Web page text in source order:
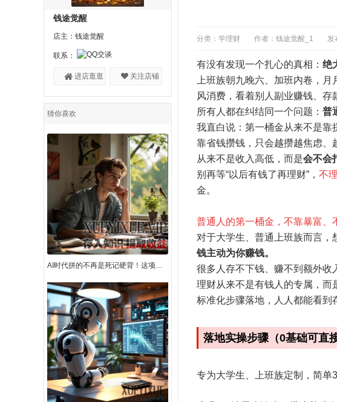
钱途觉醒
店主：钱途觉醒
联系：
进店逛逛 关注店铺
猜你喜欢
AI时代拼的不再是死记硬背！这项思维能力，才是你的核心底气
分类：学理财 作者：钱途觉醒_1 发
有没有发现一个扎心的真相： 绝
上班族朝九晚六、加班内卷，
风消费，看着别人副业赚钱、存
所有人都在纠结同一个问题： 普
我直白说：第一桶金从来不是靠
靠省钱攒钱，只会越攒越焦虑、
从来不是收入高低，而是会不会
别再等“以后有钱了再理财”， 不
金。
普通人的第一桶金，不靠暴富、
对于大学生、普通上班族而言，
钱主动为你赚钱。
很多人存不下钱、赚不到额外收
理财从来不是有钱人的专属，
标准化步骤落地，人人都能看到
落地实操步骤（0基础可直
专为大学生、上班族定制，简单